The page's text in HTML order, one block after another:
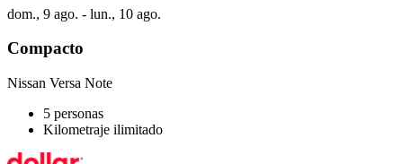
dom., 9 ago. - lun., 10 ago.
Compacto
Nissan Versa Note
5 personas
Kilometraje ilimitado